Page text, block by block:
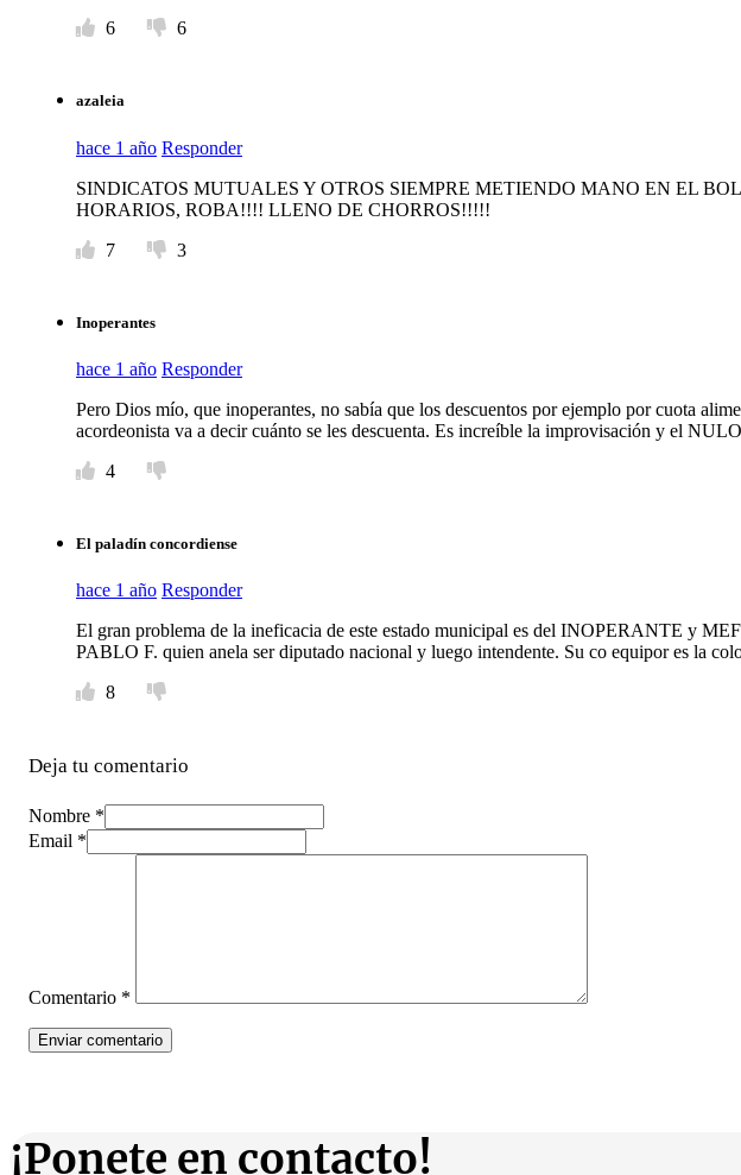
6
6
azaleia
hace 1 año Responder
SINDICATOS MUTUALES Y OTROS SIEMPRE METIENDO MANO EN EL
HORARIOS, ROBA!!!! LLENO DE CHORROS!!!!!
7
3
Inoperantes
hace 1 año Responder
Pero Dios mío, que inoperantes, no sabía que los descuentos por ejemplo por cuota
acordeonista va a decir cuánto se les descuenta. Es increíble la improvisación y el
4
El paladín concordiense
hace 1 año Responder
El gran problema de la ineficacia de este estado municipal es del INOPERANTE y
PABLO F. quien anela ser diputado nacional y luego intendente. Su co equipor es la
8
Deja tu comentario
Nombre *
Email *
Comentario *
¡Ponete en contacto!